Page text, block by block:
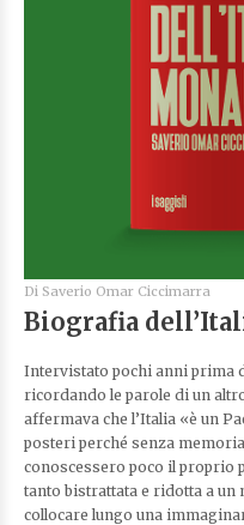
Di Saverio Omar Ciccimarra
Biografia
Intervistato pochi anni prima
ricordando le parole di un
affermava che l’Italia «è un
posteri perché senza
conoscessero poco il proprio
tanto bistrattata e ridotta a
collocare lungo una